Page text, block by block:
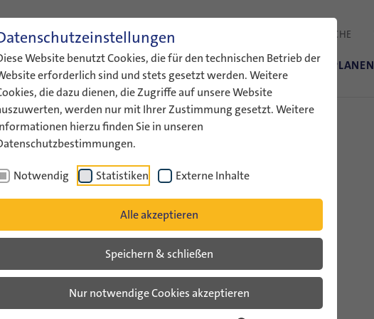
Website benutzt Cookies, die für den technischen Betrieb der
erforderlich sind und stets gesetzt werden. Weitere
die dazu dienen, die Zugriffe auf unsere Website
werden nur mit Ihrer Zustimmung gesetzt. Weitere
hierzu finden Sie in unseren
Notwendig Statistiken Externe Inhalte
Alle akzeptieren
Speichern & schließen
Nur notwendige Cookies akzeptieren
ENGLISH LEICHTE SPRACHE GEBÄRDENSPRACHE
ÜBER UNS AKTUELLES FÖRDERUNG AUSTAUSCH PLANEN
Israeli Summer Camp 2026
2026